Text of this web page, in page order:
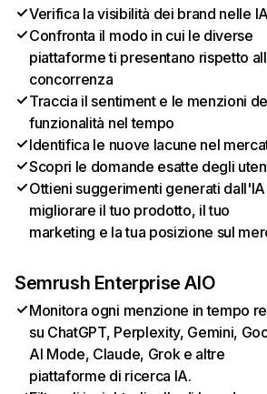
Verifica la visibilità dei brand nelle
Confronta il modo in cui le diverse
piattaforme ti presentano rispetto
concorrenza
Traccia il sentiment e le menzioni
funzionalità nel tempo
Identifica le nuove lacune nel
Scopri le domande esatte degli
Ottieni suggerimenti generati
migliorare il tuo prodotto, il tuo
marketing e la tua posizione sul
Semrush Enterprise AIO
Monitora ogni menzione in tempo
su ChatGPT, Perplexity, Gemini,
AI Mode, Claude, Grok e altre
piattaforme di ricerca IA.